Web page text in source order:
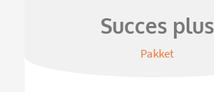
Succes plus
Pakket